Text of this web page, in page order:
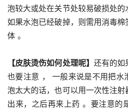
泡较大或处在关节处较易破损处的
如果水泡已经破掉，则需用消毒
体 。
【皮肤烫伤如何处理呢】 还有的如
也要注意 ， 一般来说是不用把
泡太大的话，也可以用一次性注
出来，之后再来上药 。要注意的